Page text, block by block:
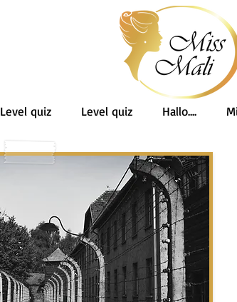
Level quiz Level quiz Hallo....